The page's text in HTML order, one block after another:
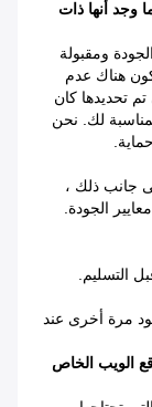
وجد أنها ذات
ومقبولة
هناك عدم
تحديدها كان
لك. نحن
جانب ذلك ،
الجودة.
مرة أخرى عند
الويب الخاص